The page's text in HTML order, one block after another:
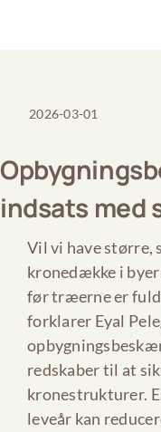
2026-03-01
indsats med
Vil vi have større,
kronedække i
før træerne er
forklarer Eyal
redskaber til at
kronestrukturer.
leveår kan